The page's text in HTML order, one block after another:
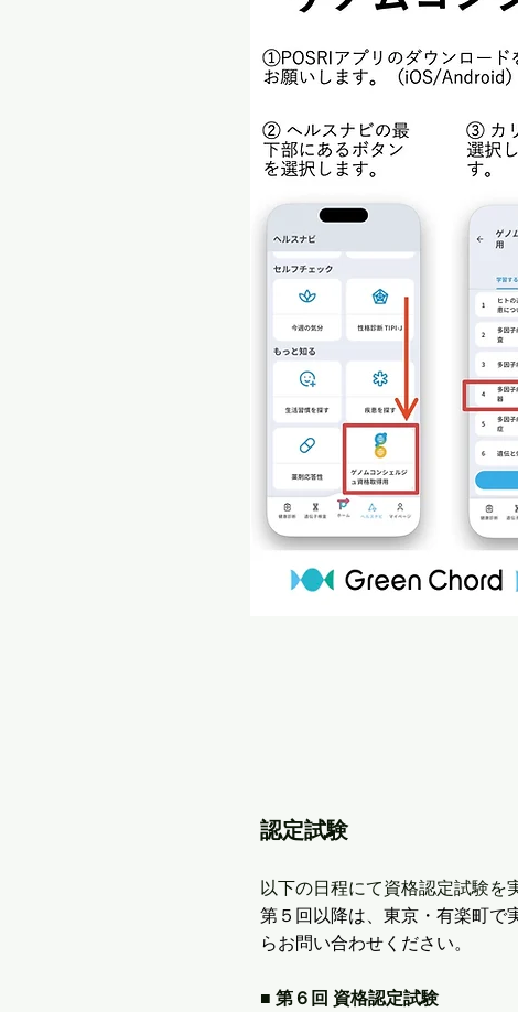
認定試験
以下の日程にて資格認定試験を
第５回以降は、 東京・有楽町で
らお問い合わせください。
■ 第６回 資格認定試験